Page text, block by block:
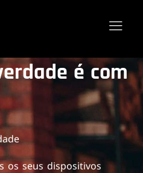
é com
os seus dispositivos